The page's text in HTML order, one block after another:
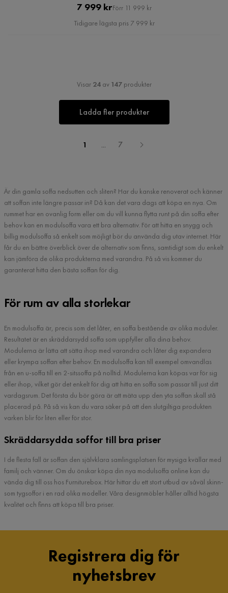
Pris
7 999 krOriginal
Pris
Förr 11 999 kr
Tidigare lägsta pris 7 999 kr
Visar 24av 147produkter
Ladda fler produkter
1 ... 7
Är din gamla soffa nedsutten och sliten? Har du kanske renoverat och känner
att soffan inte längre passar in? Då kan det vara dags att köpa en nya. Om
rummet har en ovanlig form eller om du vill kunna flytta runt på din soffa efter
behov kan en modulsoffa vara ett bra alternativ. För att hitta en snygg och
billig modulsoffa så enkelt som möjligt bör du använda dig utav internet. Här
får du en bättre överblick över de alternativ som finns, samtidigt som du enkelt
kan jämföra de olika produkterna med varandra. På så vis kommer du
garanterat hitta den bästa soffan för dig.
För rum av alla storlekar
En modulsoffa är, precis som det låter, en soffa bestående av olika moduler.
Resultatet är en skräddarsydd soffa som uppfyller alla dina behov.
Modulerna är lätta att sätta ihop med varandra och låter dig expandera
eller krympa soffan efter behov. En modulsoffa kan till exempel omvandlas
från en u-soffa till en 2-sitssoffa på nolltid. Modulerna kan köpas var för sig
eller ihop, vilket gör det enkelt för dig att hitta en soffa som passar till just ditt
vardagsrum. Det första du bör göra är att mäta upp den yta soffan skall stå
placerad på. På så vis kan du vara säker på att den slutgiltiga produkten
varken blir för liten eller för stor.
Skräddarsydda soffor till bra priser
I de flesta fall är soffan den självklara samlingsplatsen för mysiga kvällar med
familj och vänner. Om du önskar köpa din nya modulsoffa online kan du
vända dig till oss hos Furniturebox. Här hittar du ett stort utbud av såväl skinn-
som tygsoffor i en rad olika modeller. Våra designmöbler håller alltid högsta
kvalitet och finns att köpa till bra priser.
Registrera dig för
nyhetsbrev